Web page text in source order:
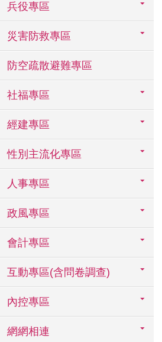
兵役專區
災害防救專區
防空疏散避難專區
社福專區
經建專區
性別主流化專區
人事專區
政風專區
會計專區
互動專區(含問卷調查)
內控專區
網網相連